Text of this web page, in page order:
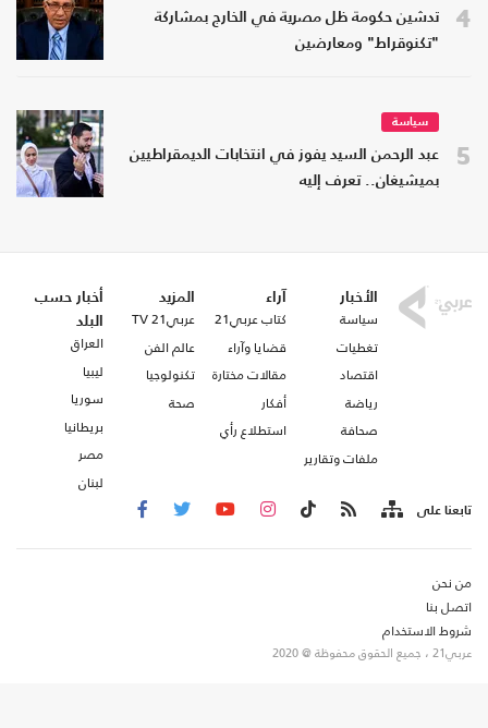
4
تدشين حكومة ظل مصرية في الخارج بمشاركة
"تكنوقراط" ومعارضين
5
سياسة
عبد الرحمن السيد يفوز في انتخابات الديمقراطيين
بميشيغان.. تعرف إليه
الأخبار
سياسة
تغطيات
اقتصاد
رياضة
صحافة
ملفات وتقارير
آراء
كتاب عربي21
قضايا وآراء
مقالات مختارة
أفكار
استطلاع رأي
المزيد
عربي21 TV
عالم الفن
تكنولوجيا
صحة
أخبار حسب
البلد
العراق
ليبيا
سوريا
بريطانيا
مصر
لبنان
تابعنا على
من نحن
اتصل بنا
شروط الاستخدام
عربي21 ، جميع الحقوق محفوظة @ 2020